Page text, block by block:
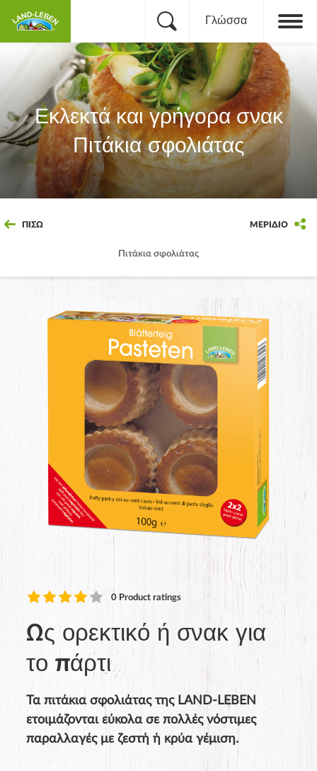
Γλώσσα
Εκλεκτά και γρήγορα σνακ
Πιτάκια σφολιάτας
ΠΊΣΩ
Πιτάκια σφολιάτας
ΜΕΡΊΔΙΟ
0 Product ratings
Ως ορεκτικό ή σνακ για
το πάρτι
Τα πιτάκια σφολιάτας της LAND-LEBEN
ετοιμάζονται εύκολα σε πολλές νόστιμες
παραλλαγές με ζεστή ή κρύα γέμιση.